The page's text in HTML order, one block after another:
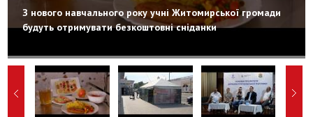
З нового навчального року учні Житомирської громади
будуть отримувати безкоштовні сніданки